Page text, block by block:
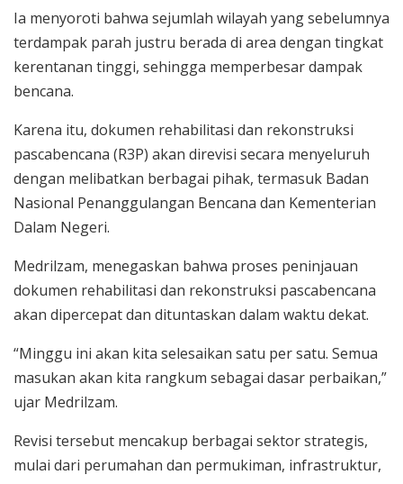
Ia menyoroti bahwa sejumlah wilayah yang sebelumnya
terdampak parah justru berada di area dengan tingkat
kerentanan tinggi, sehingga memperbesar dampak
bencana.
Karena itu, dokumen rehabilitasi dan rekonstruksi
pascabencana (R3P) akan direvisi secara menyeluruh
dengan melibatkan berbagai pihak, termasuk Badan
Nasional Penanggulangan Bencana dan Kementerian
Dalam Negeri.
Medrilzam, menegaskan bahwa proses peninjauan
dokumen rehabilitasi dan rekonstruksi pascabencana
akan dipercepat dan dituntaskan dalam waktu dekat.
“Minggu ini akan kita selesaikan satu per satu. Semua
masukan akan kita rangkum sebagai dasar perbaikan,”
ujar Medrilzam.
Revisi tersebut mencakup berbagai sektor strategis,
mulai dari perumahan dan permukiman, infrastruktur,